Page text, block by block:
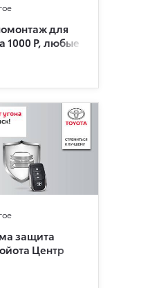
для
1000 Р, любые
защита
Центр